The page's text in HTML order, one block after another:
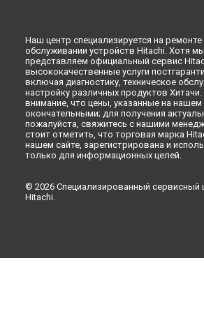
Ремонт холодильника R-
Ремонт холодильника R-
Ремонт холодильника R-
Набережных Челнах
Ремонт холодильника R-
Наш центр специализируется на ремонте
обслуживании устройств Hitachi. Хотя
представляем официальный сервис
высококачественные услуги
включая диагностику, техническое
настройку различных продуктов
внимание, что цены, указанные на нашем
окончательными; для получения
пожалуйста, свяжитесь с нашими
стоит отметить, что торговая марка
нашем сайте, зарегистрирована и
только для информационных целей.
© 2026 Специализированный сервисный
Hitachi.